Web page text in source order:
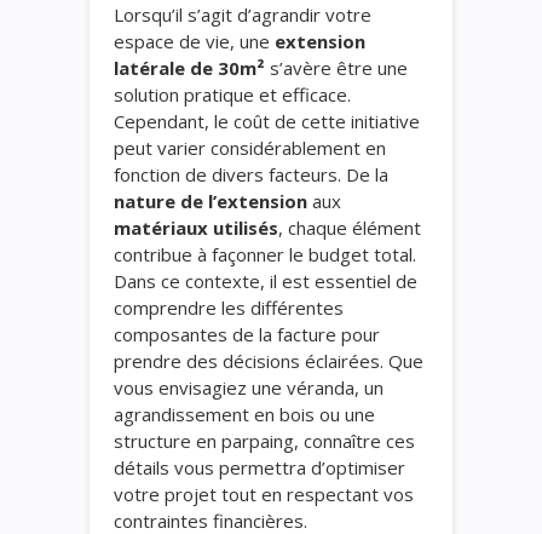
Lorsqu’il s’agit d’agrandir votre
espace de vie, une extension
latérale de 30m² s’avère être une
solution pratique et efficace.
Cependant, le coût de cette initiative
peut varier considérablement en
fonction de divers facteurs. De la
nature de l’extension aux
matériaux utilisés, chaque élément
contribue à façonner le budget total.
Dans ce contexte, il est essentiel de
comprendre les différentes
composantes de la facture pour
prendre des décisions éclairées. Que
vous envisagiez une véranda, un
agrandissement en bois ou une
structure en parpaing, connaître ces
détails vous permettra d’optimiser
votre projet tout en respectant vos
contraintes financières.